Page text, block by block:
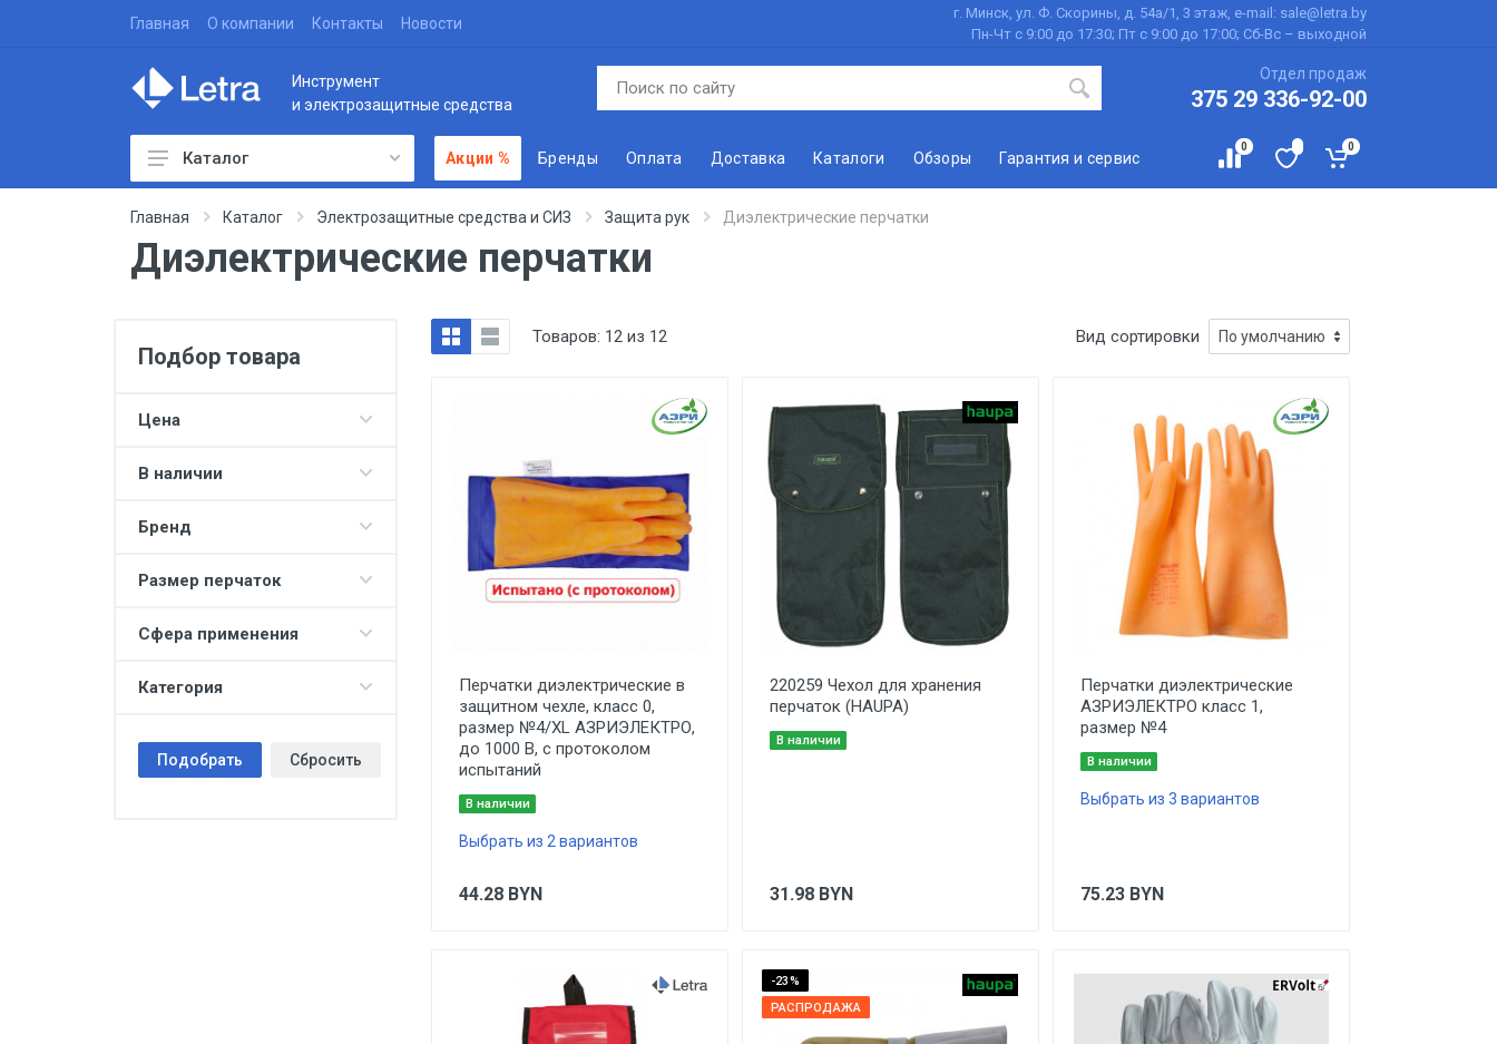
Главная О компании Контакты Новости
г. Минск, ул. Ф. Скорины, д. 54а/1, 3 этаж, e-mail: sale@letra.by
Пн-Чт с 9:00 до 17:30; Пт с 9:00 до 17:00; Сб-Вс – выходной
Инструмент
и электрозащитные средства
Отдел продаж
375 29 336-92-00
Каталог Акции % Бренды Оплата Доставка Каталоги Обзоры Гарантия и сервис
0 0
Главная Каталог Электрозащитные средства и СИЗ Защита рук Диэлектрические перчатки
Диэлектрические перчатки
Подбор товара
Цена
В наличии
Бренд
Размер перчаток
Сфера применения
Категория
Подобрать Сбросить
Товаров: 12 из 12 Вид сортировки
Перчатки диэлектрические в
защитном чехле, класс 0,
размер №4/XL АЗРИЭЛЕКТРО,
до 1000 В, с протоколом
испытаний
В наличии
Выбрать из 2 вариантов
44.28 BYN
220259 Чехол для хранения
перчаток (HAUPA)
В наличии
31.98 BYN
Перчатки диэлектрические
АЗРИЭЛЕКТРО класс 1,
размер №4
В наличии
Выбрать из 3 вариантов
75.23 BYN
-23%
РАСПРОДАЖА